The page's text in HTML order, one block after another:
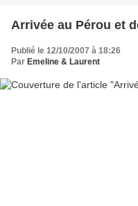
Arrivée au Pérou et
Publié le 12/10/2007 à 18:26
Par Emeline & Laurent